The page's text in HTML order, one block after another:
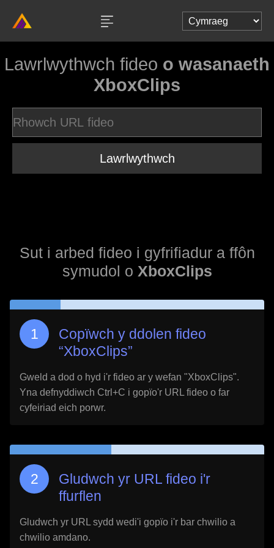
Lawrlwythwch fideo o wasanaeth
XboxClips
Lawrlwythwch
Sut i arbed fideo i gyfrifiadur a ffôn
symudol o XboxClips
Copïwch y ddolen fideo
“XboxClips”
Gweld a dod o hyd i'r fideo ar y wefan "XboxClips".
Yna defnyddiwch Ctrl+C i gopïo'r URL fideo o far
cyfeiriad eich porwr.
Gludwch yr URL fideo i'r
ffurflen
Gludwch yr URL sydd wedi'i gopïo i'r bar chwilio a
chwilio amdano.